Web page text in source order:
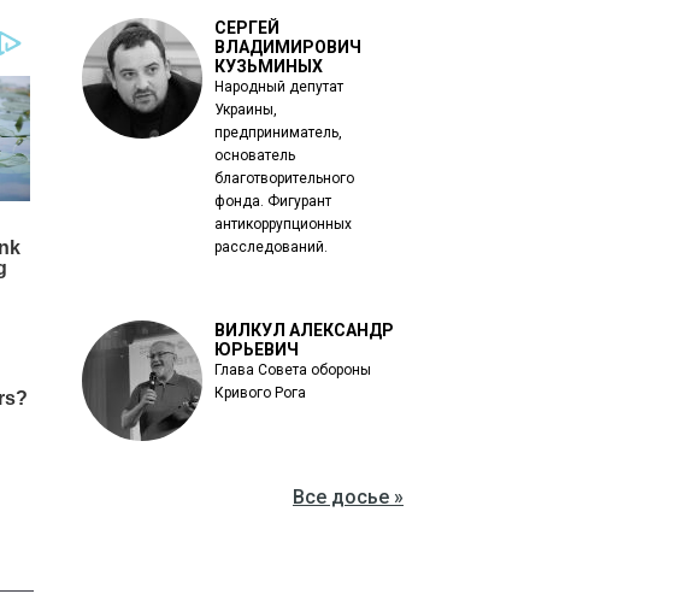
СЕРГЕЙ
ВЛАДИМИРОВИЧ
КУЗЬМИНЫХ
Народный депутат
Украины,
предприниматель,
основатель
благотворительного
фонда. Фигурант
антикоррупционных
расследований.
ВИЛКУЛ АЛЕКСАНДР
ЮРЬЕВИЧ
Глава Совета обороны
Кривого Рога
Все досье »